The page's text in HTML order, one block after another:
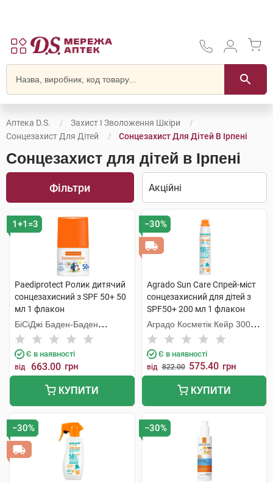
Аптека D.S.
Захист І Зволоження Шкіри
Сонцезахист Для Дітей
Сонцезахист Для Дітей В Ірпені
Сонцезахист для дітей в Ірпені
Фільтри
1+1=3
Paediprotect Ролик дитячий
cонцезахисний з SPF 50+ 50
мл 1 флакон
БіСіДжі Баден-Баден
Косметікс Груп Гмбх
Є в наявності
від 663.00 грн
КУПИТИ
−30%
Agrado Sun Care Спрей-міст
сонцезахисний для дітей з
SPF50+ 200 мл 1 флакон
Аградо Косметік Кейр 3000
С.Л.У.
Є в наявності
від 822.00 575.40 грн
КУПИТИ
−30% −30%